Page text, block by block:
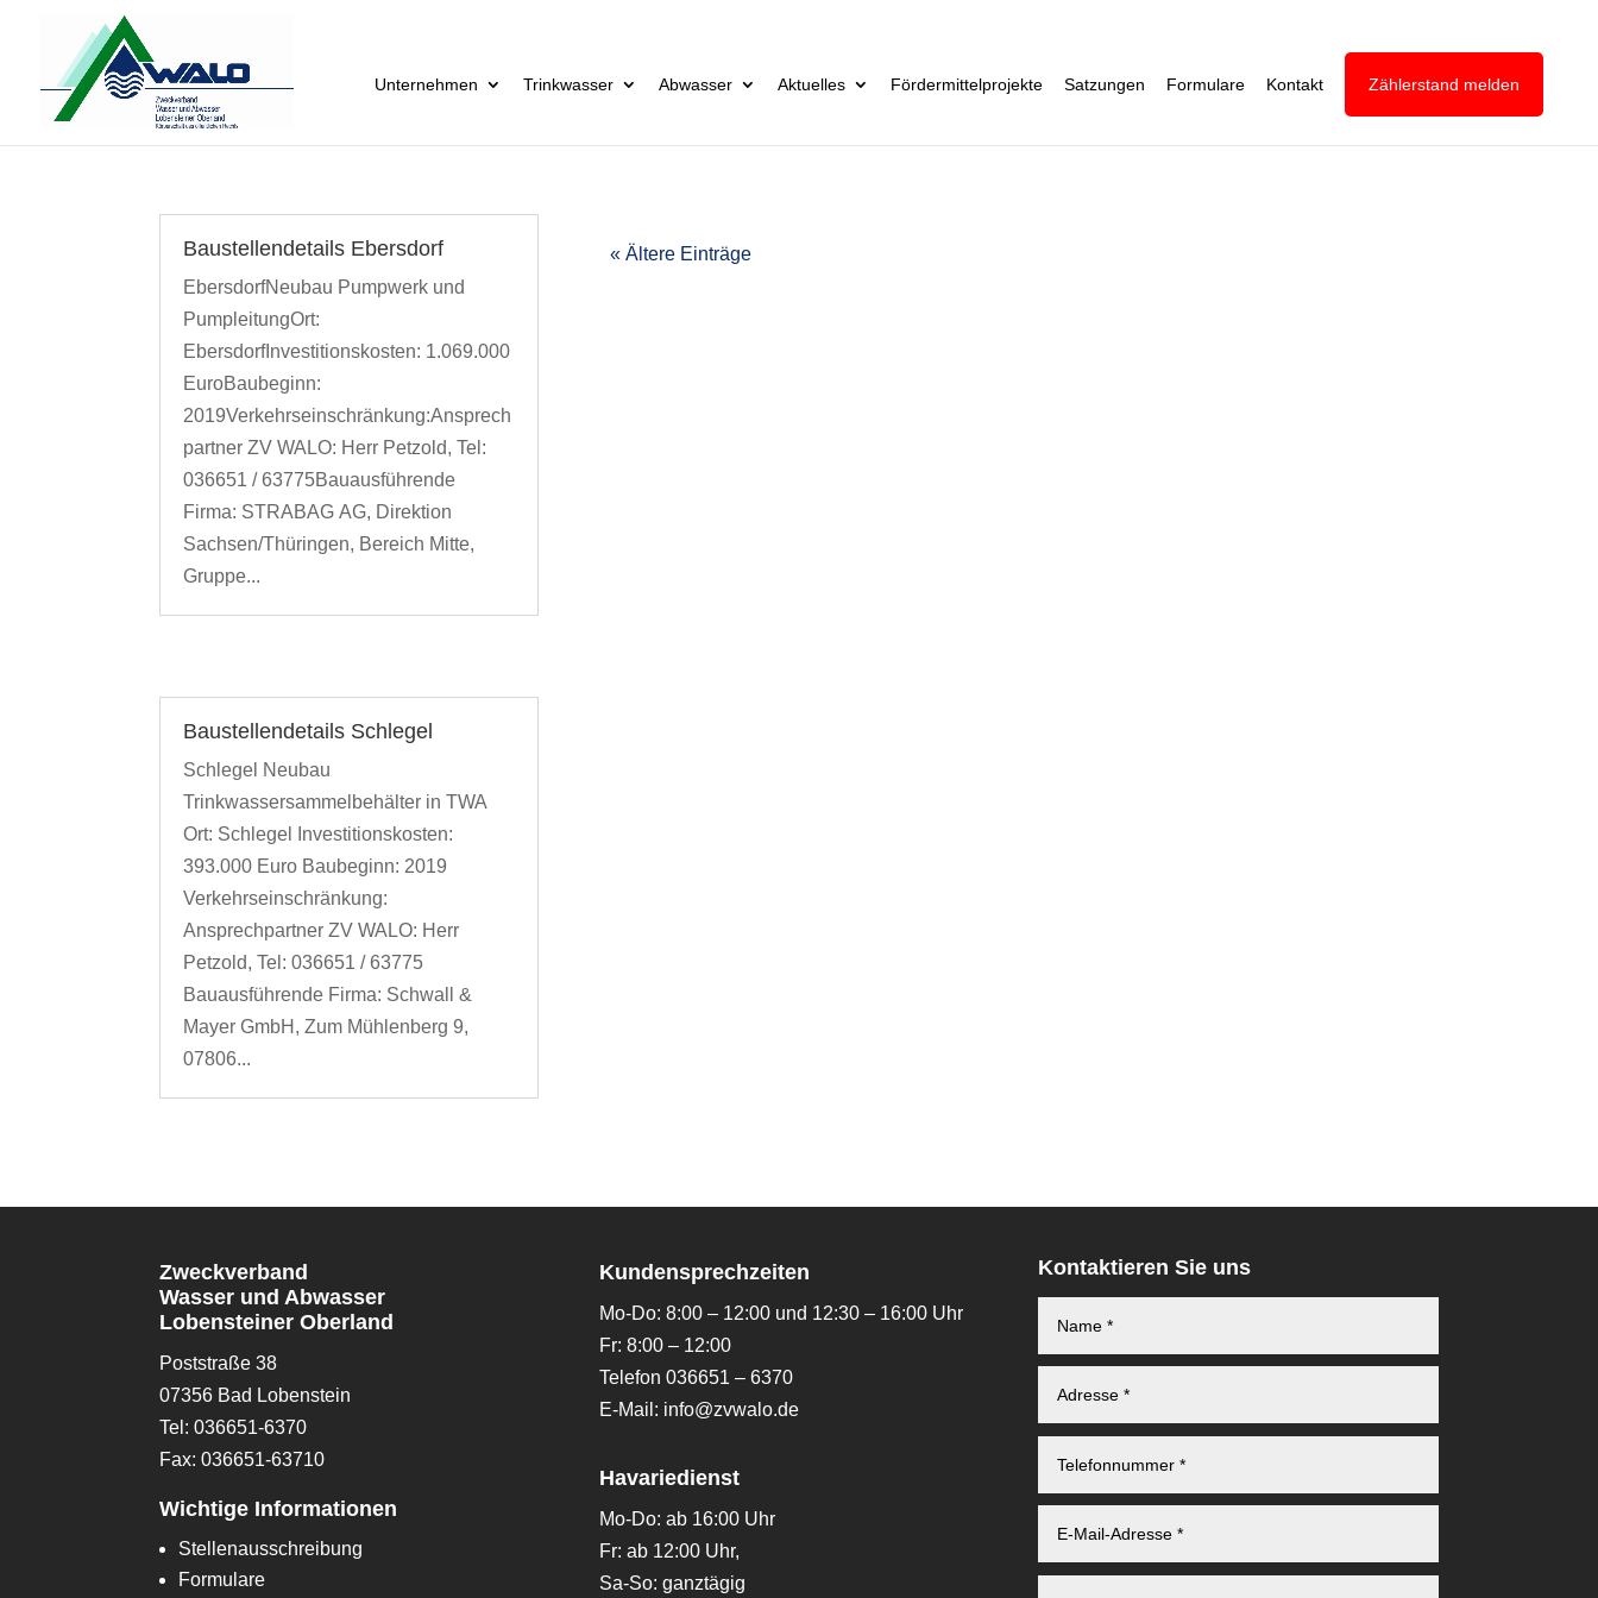
Unternehmen Trinkwasser Abwasser Aktuelles Fördermittelprojekte Satzungen Formulare Kontakt Zählerstand melden
Baustellendetails Ebersdorf
EbersdorfNeubau Pumpwerk und
PumpleitungOrt:
EbersdorfInvestitionskosten: 1.069.000
EuroBaubeginn:
2019Verkehrseinschränkung:Ansprech
partner ZV WALO: Herr Petzold, Tel:
036651 / 63775Bauausführende
Firma: STRABAG AG, Direktion
Sachsen/Thüringen, Bereich Mitte,
Gruppe...
Baustellendetails Schlegel
Schlegel Neubau
Trinkwassersammelbehälter in TWA
Ort: Schlegel Investitionskosten:
393.000 Euro Baubeginn: 2019
Verkehrseinschränkung:
Ansprechpartner ZV WALO: Herr
Petzold, Tel: 036651 / 63775
Bauausführende Firma: Schwall &
Mayer GmbH, Zum Mühlenberg 9,
07806...
« Ältere Einträge
Zweckverband
Wasser und Abwasser
Lobensteiner Oberland
Poststraße 38
07356 Bad Lobenstein
Tel: 036651-6370
Fax: 036651-63710
Wichtige Informationen
Stellenausschreibung
Formulare
Kundensprechzeiten
Mo-Do: 8:00 – 12:00 und 12:30 – 16:00 Uhr
Fr: 8:00 – 12:00
Telefon 036651 – 6370
E-Mail: info@zvwalo.de
Havariedienst
Mo-Do: ab 16:00 Uhr
Fr: ab 12:00 Uhr,
Sa-So: ganztägig
Kontaktieren Sie uns